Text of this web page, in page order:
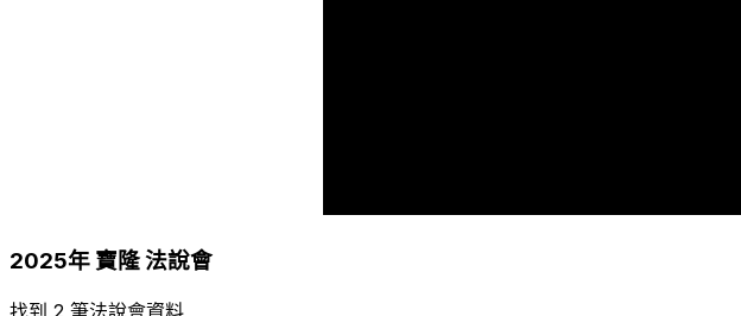
2025年 寶隆法說會